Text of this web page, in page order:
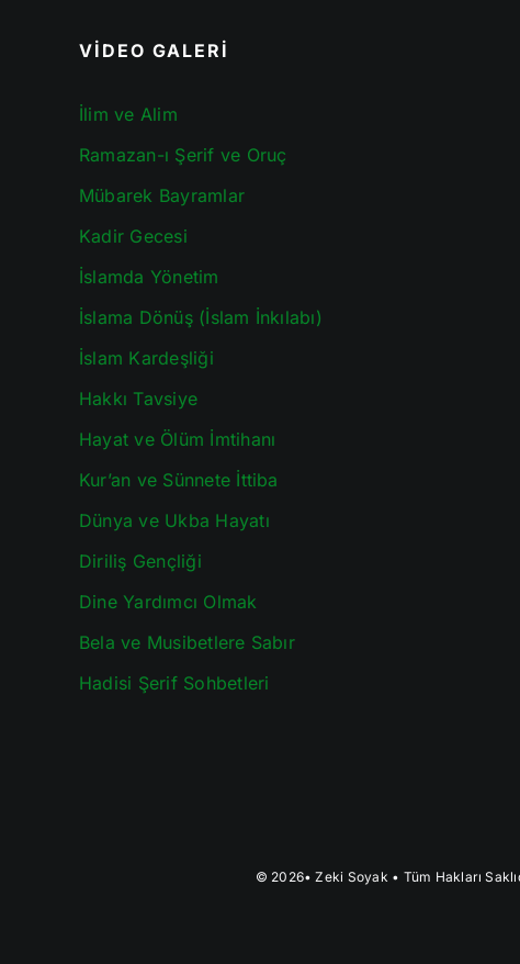
VİDEO GALERİ
İlim ve Alim
Ramazan-ı Şerif ve Oruç
Mübarek Bayramlar
Kadir Gecesi
İslamda Yönetim
İslama Dönüş (İslam İnkılabı)
İslam Kardeşliği
Hakkı Tavsiye
Hayat ve Ölüm İmtihanı
Kur’an ve Sünnete İttiba
Dünya ve Ukba Hayatı
Diriliş Gençliği
Dine Yardımcı Olmak
Bela ve Musibetlere Sabır
Hadisi Şerif Sohbetleri
© 2026•Zeki Soyak• Tüm Hakları